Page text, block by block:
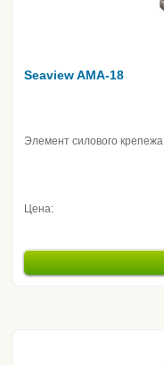
Seaview AMA-18
Элемент силового крепежа
Цена: